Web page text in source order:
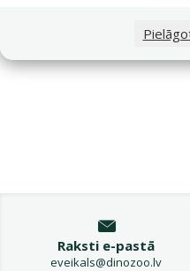
Raksti e-pastā
eveikals@dinozoo.lv